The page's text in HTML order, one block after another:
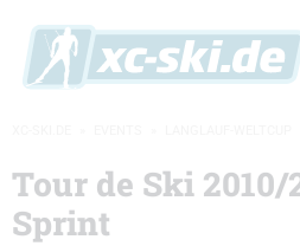
Tour de Ski 2010/
Sprint